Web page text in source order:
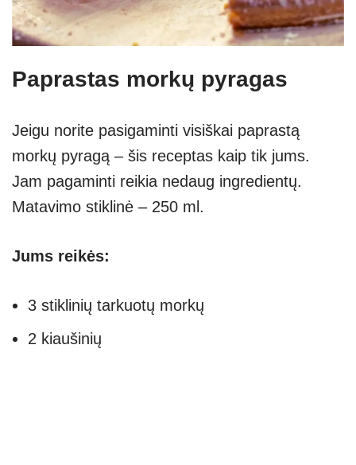
Paprastas morkų pyragas
Jeigu norite pasigaminti visiškai paprastą
morkų pyragą – šis receptas kaip tik jums.
Jam pagaminti reikia nedaug ingredientų.
Matavimo stiklinė – 250 ml.
Jums reikės:
3 stiklinių tarkuotų morkų
2 kiaušinių